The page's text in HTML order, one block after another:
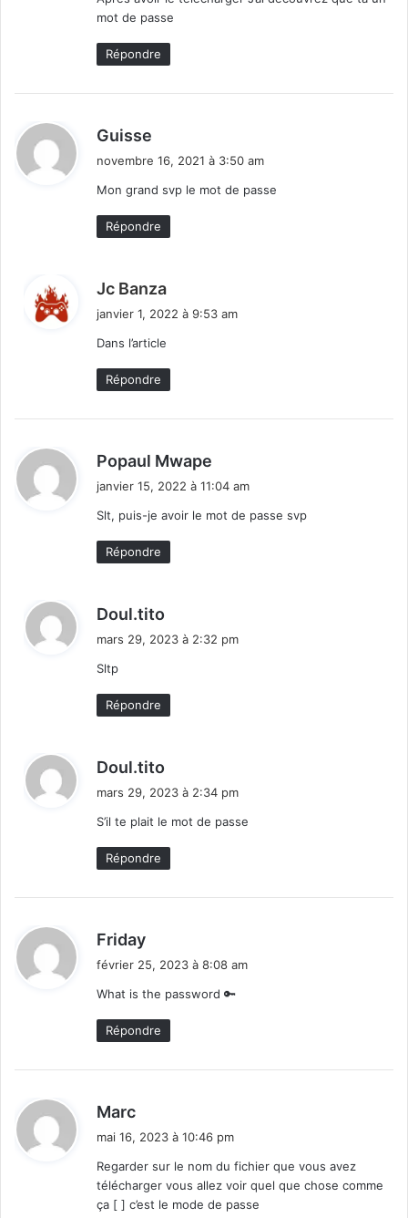
:
mot de passe
Répondre
Guisse
:
novembre 16, 2021 à 3:50 am
Mon grand svp le mot de passe
Répondre
Jc Banza
:
janvier 1, 2022 à 9:53 am
Dans l’article
Répondre
Popaul Mwape
janvier 15, 2022 à 11:04 am
Slt, puis-je avoir le mot de passe svp
Répondre
Doul.tito
:
mars 29, 2023 à 2:32 pm
Sltp
Répondre
Doul.tito
:
mars 29, 2023 à 2:34 pm
S’il te plait le mot de passe
Répondre
Friday
:
février 25, 2023 à 8:08 am
What is the password 🔑
Répondre
Marc
:
mai 16, 2023 à 10:46 pm
Regarder sur le nom du fichier que vous avez
télécharger vous allez voir quel que chose comme
ça [ ] c’est le mode de passe